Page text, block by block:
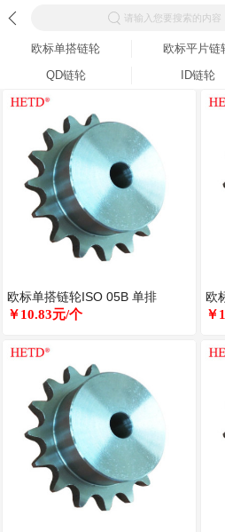
请输入您要搜索的内容
欧标单搭链轮 欧标平片链
QD链轮
ID链轮
欧标单搭链轮ISO 05B 单排
￥10.83元/个
欧
￥